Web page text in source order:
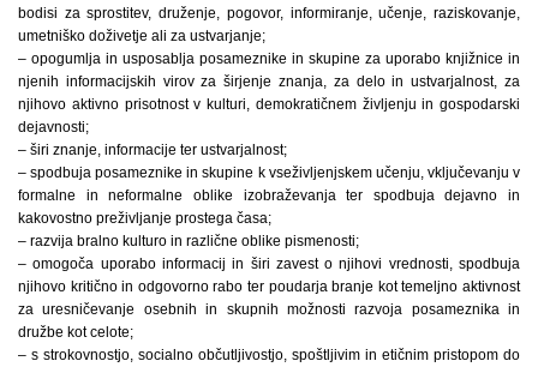
bodisi za sprostitev, druženje, pogovor, informiranje, učenje, raziskovanje,
umetniško doživetje ali za ustvarjanje;
– opogumlja in usposablja posameznike in skupine za uporabo knjižnice in
njenih informacijskih virov za širjenje znanja, za delo in ustvarjalnost, za
njihovo aktivno prisotnost v kulturi, demokratičnem življenju in gospodarski
dejavnosti;
– širi znanje, informacije ter ustvarjalnost;
– spodbuja posameznike in skupine k vseživljenjskem učenju, vključevanju v
formalne in neformalne oblike izobraževanja ter spodbuja dejavno in
kakovostno preživljanje prostega časa;
– razvija bralno kulturo in različne oblike pismenosti;
– omogoča uporabo informacij in širi zavest o njihovi vrednosti, spodbuja
njihovo kritično in odgovorno rabo ter poudarja branje kot temeljno aktivnost
za uresničevanje osebnih in skupnih možnosti razvoja posameznika in
družbe kot celote;
– s strokovnostjo, socialno občutljivostjo, spoštljivim in etičnim pristopom do